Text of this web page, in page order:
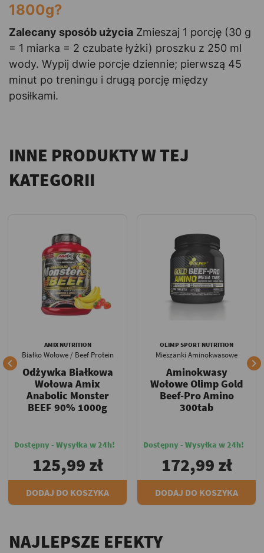
1800g?
Zalecany sposób użycia Zmieszaj 1 porcję (30 g
= 1 miarka = 2 czubate łyżki) proszku z 250 ml
wody. Wypij dwie porcje dziennie; pierwszą 45
minut po treningu i drugą porcję między
posiłkami.
INNE PRODUKTY W TEJ
KATEGORII

AMIX NUTRITION
Białko Wołowe / Beef Protein
Odżywka Białkowa
Wołowa Amix
Anabolic Monster
BEEF 90% 1000g
Dostępny - Wysyłka w 24h!
125,99 zł
DODAJ DO KOSZYKA
OLIMP SPORT NUTRITION
Mieszanki Aminokwasowe
Aminokwasy
Wołowe Olimp Gold
Beef-Pro Amino
300tab
Dostępny - Wysyłka w 24h!
172,99 zł
DODAJ DO KOSZYKA

NAJLEPSZE EFEKTY